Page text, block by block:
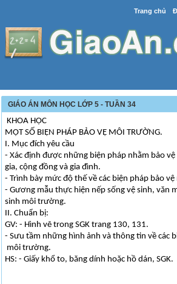
Trang chủ
GIÁO ÁN MÔN HỌC LỚP 5 - TUẦN 34
KHOA HỌC
MỘT SỐ BIỆN PHÁP BẢO VỆ MÔI TRƯỜNG.
I. Mục đích yêu cầu
- Xác định được những biện pháp nhằm bảo
gia, cộng đồng và gia đình.
- Trình bày mức độ thế về các biện pháp bảo
- Gương mẫu thực hiện nếp sống vệ sinh, văn
sinh môi trường.
II. Chuẩn bị:
GV: - Hình vẽ trong SGK trang 130, 131.
- Sưu tầm những hình ảnh và thông tin về các
môi trường.
HS: - Giấy khổ to, băng dính hoặc hồ dán, SGK.